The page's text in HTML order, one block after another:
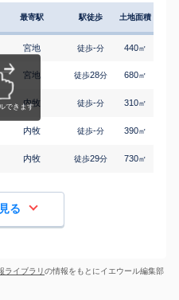
最寄駅 駅徒歩 土地面積
宮地 徒歩-分 440㎡
宮地 徒歩28分 680㎡
内牧 徒歩-分 310㎡
内牧 徒歩-分 390㎡
内牧 徒歩29分 730㎡
る
ライブラリの情報をもとにイエウール編集部